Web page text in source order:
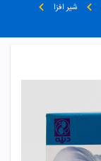
شیر افزا